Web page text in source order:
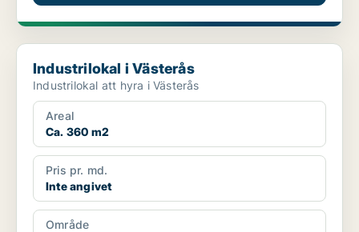
Industrilokal i Västerås
Industrilokal i Västerås
Industrilokal att hyra i Västerås
Areal
Ca. 360 m2
Pris pr. md.
Inte angivet
Område